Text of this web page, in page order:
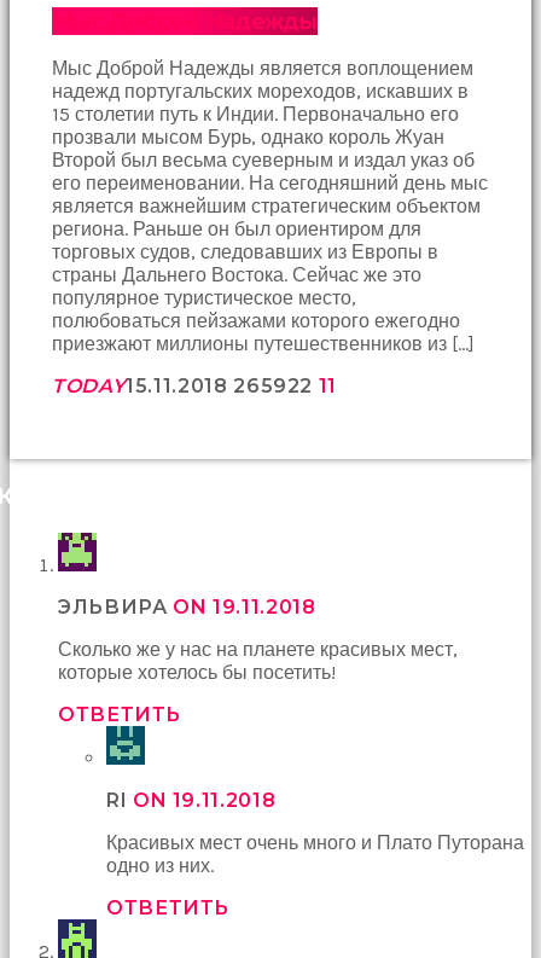
Мыс Доброй Надежды
Мыс Доброй Надежды является воплощением
надежд португальских мореходов, искавших в
15 столетии путь к Индии. Первоначально его
прозвали мысом Бурь, однако король Жуан
Второй был весьма суеверным и издал указ об
его переименовании. На сегодняшний день мыс
является важнейшим стратегическим объектом
региона. Раньше он был ориентиром для
торговых судов, следовавших из Европы в
страны Дальнего Востока. Сейчас же это
популярное туристическое место,
полюбоваться пейзажами которого ежегодно
приезжают миллионы путешественников из […]
TODAY15.11.2018 265922 11
(29)
ЭЛЬВИРА ON 19.11.2018
Сколько же у нас на планете красивых мест,
которые хотелось бы посетить!
ОТВЕТИТЬ
RI ON 19.11.2018
Красивых мест очень много и Плато Путорана
одно из них.
ОТВЕТИТЬ